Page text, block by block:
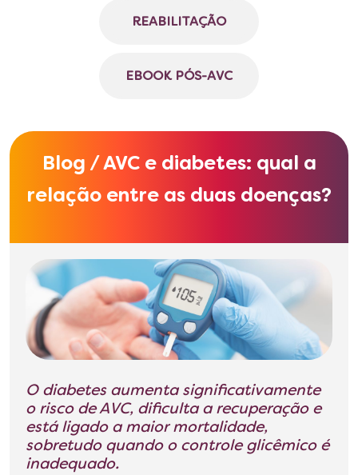
REABILITAÇÃO
EBOOK PÓS-AVC
Blog / AVC e diabetes: qual a
relação entre as duas doenças?
O diabetes aumenta significativamente
o risco de AVC, dificulta a recuperação e
está ligado a maior mortalidade,
sobretudo quando o controle glicêmico é
inadequado.